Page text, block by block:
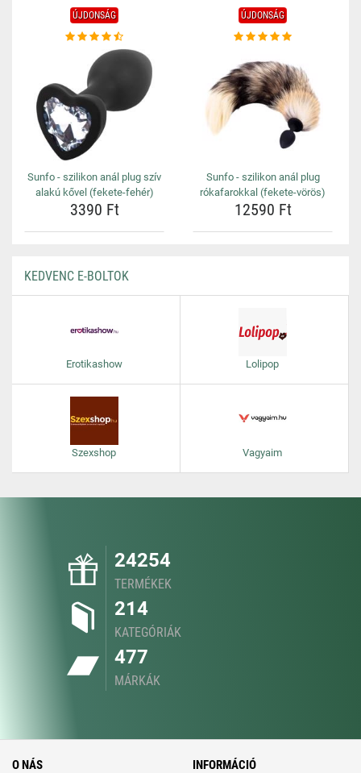
ÚJDONSÁG
Sunfo - szilikon anál plug szív
alakú kővel (fekete-fehér)
3390 Ft
ÚJDONSÁG
Sunfo - szilikon anál plug
rókafarokkal (fekete-vörös)
12590 Ft
KEDVENC E-BOLTOK
Erotikashow Lolipop
Szexshop Vagyaim
24254
TERMÉKEK
214
KATEGÓRIÁK
477
MÁRKÁK
O NÁS INFORMÁCIÓ